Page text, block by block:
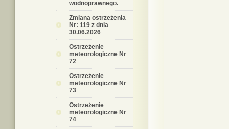
wodnoprawnego.
Zmiana ostrzeżenia
Nr: 119 z dnia
30.06.2026
Ostrzeżenie
meteorologiczne Nr
72
Ostrzeżenie
meteorologiczne Nr
73
Ostrzeżenie
meteorologiczne Nr
74